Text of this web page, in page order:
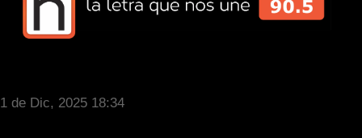
1 de Dic, 2025 18:34